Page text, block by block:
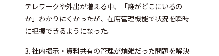
テレワークや外出が増える中、「誰がどこにいるの
か」わかりにくかったが、在席管理機能で状況を瞬時
に把握できるようになった。
3. 社内掲示・資料共有の管理が煩雑だった問題を解決